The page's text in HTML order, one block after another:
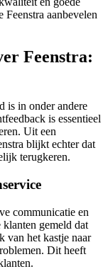
aanbevelen
Feenstra:
is in onder andere
is essentieel
Uit een
blijkt echter dat
terugkeren.
communicatie en
gemeld dat
van het kastje naar
Dit heeft